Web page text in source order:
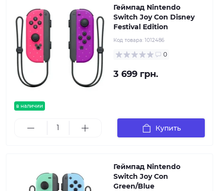
в наличии
Геймпад Nintendo
Switch Joy Con Disney
Festival Edition
Код товара: 1012486
0
3 699 грн.
Купить
Геймпад Nintendo
Switch Joy Con
Green/Blue